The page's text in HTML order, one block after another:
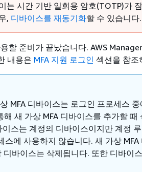
는 시간 기반 일회용 암호(TOTP)가
, 디바이스를 재동기화할 수 있습니다.
할 준비가 끝났습니다. AWS
내용은 MFA 지원 로그인 섹션을 참조
MFA 디바이스는 로그인 프로세스
새 가상 MFA 디바이스를 추가할 때
스는 계정의 디바이스이지만 계정
스에 사용하지 않습니다. 새 가상 MFA
바이스는 삭제됩니다. 또한 디바이